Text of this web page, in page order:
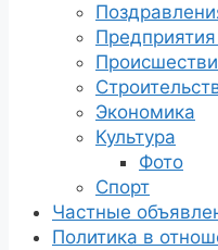
Экономика
Культура
Фото
Спорт
Частные
Политика в